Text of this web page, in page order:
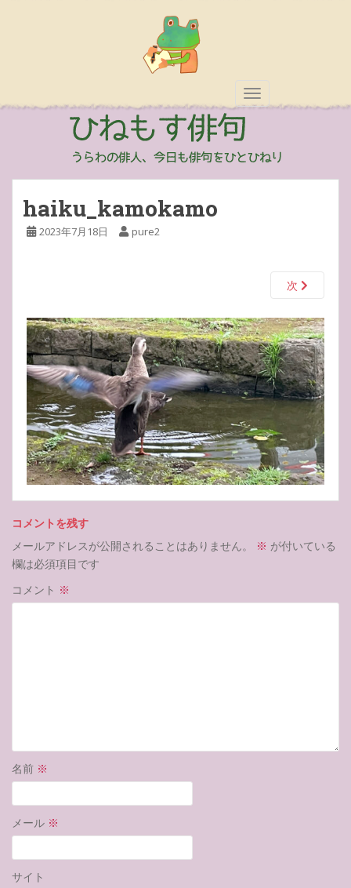
TOGGLE
haiku_kamokamo
2023年7月18日 pure2
次
コメントを残す
メールアドレスが公開されることはありません。
※ が付いている
欄は必須項目です
コメント ※
名前 ※
メール ※
サイト